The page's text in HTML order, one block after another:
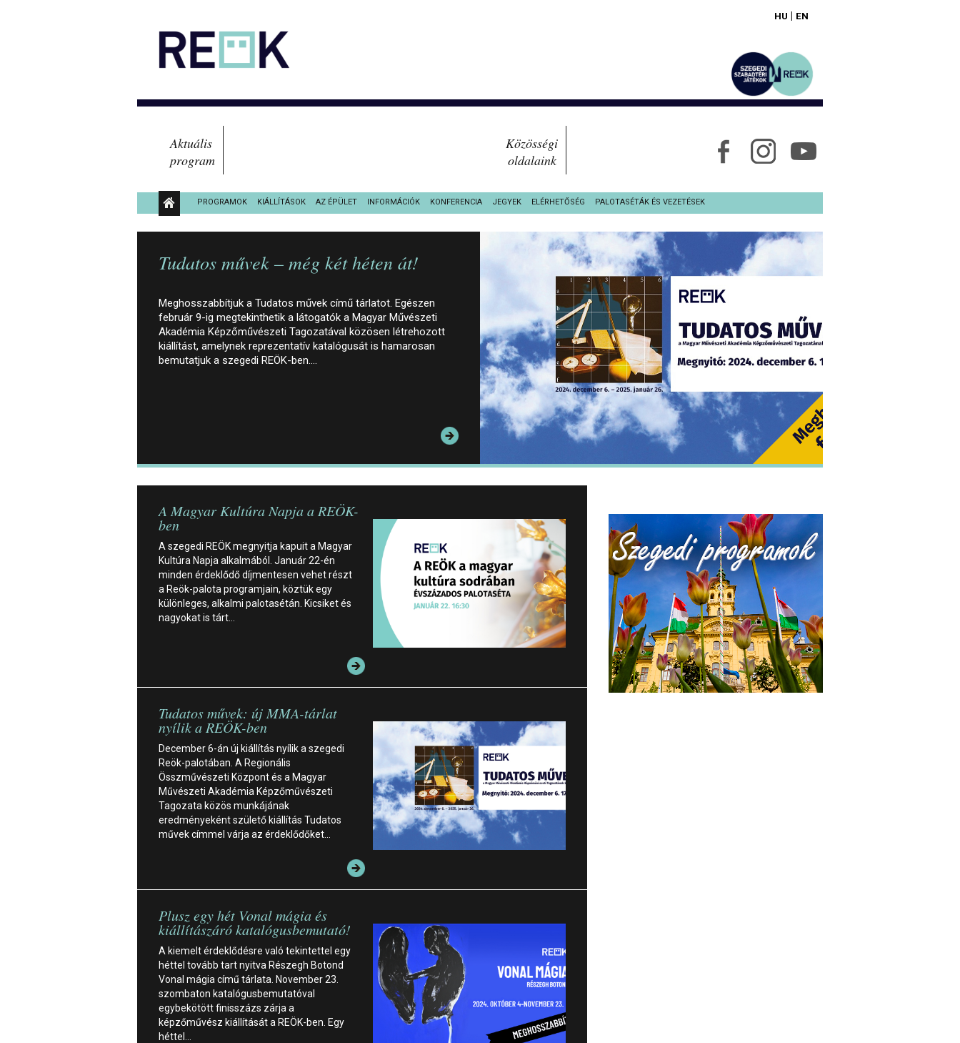
Aktuális
program
Közösségi
oldalaink
HU | EN
PROGRAMOK KIÁLLÍTÁSOK AZ ÉPÜLET INFORMÁCIÓK KONFERENCIA JEGYEK ELÉRHETŐSÉG PALOTASÉTÁK ÉS VEZETÉSEK
KÖZÉRDEKŰ ADATOK
Tudatos művek – még két héten át!
Meghosszabbítjuk a Tudatos művek című tárlatot. Egészen
február 9-ig megtekinthetik a látogatók a Magyar Művészeti
Akadémia Képzőművészeti Tagozatával közösen létrehozott
kiállítást, amelynek reprezentatív katalógusát is hamarosan
bemutatjuk a szegedi REÖK-ben.…
A Magyar Kultúra Napja a REÖK-
ben
A szegedi REÖK megnyitja kapuit a Magyar
Kultúra Napja alkalmából. Január 22-én
minden érdeklődő díjmentesen vehet részt
a Reök-palota programjain, köztük egy
különleges, alkalmi palotasétán. Kicsiket és
nagyokat is tárt…
Tudatos művek: új MMA-tárlat
nyílik a REÖK-ben
December 6-án új kiállítás nyílik a szegedi
Reök-palotában. A Regionális
Összművészeti Központ és a Magyar
Művészeti Akadémia Képzőművészeti
Tagozata közös munkájának
eredményeként születő kiállítás Tudatos
művek címmel várja az érdeklődőket…
Plusz egy hét Vonal mágia és
kiállítászáró katalógusbemutató!
A kiemelt érdeklődésre való tekintettel egy
héttel tovább tart nyitva Részegh Botond
Vonal mágia című tárlata. November 23.
szombaton katalógusbemutatóval
egybekötött finisszázs zárja a
képzőművész kiállítását a REÖK-ben. Egy
héttel…